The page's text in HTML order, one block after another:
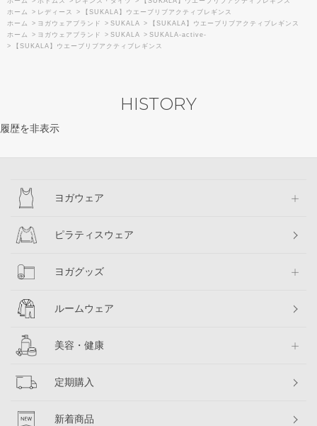
ホーム
> レディース >
【SUKALA】ウエーブリブアクティブレギンス
ホーム
> ヨガウェアブランド > SUKALA >
【SUKALA】ウエーブリブアクティブレギンス
ホーム
> ヨガウェアブランド > SUKALA > SUKALA-active-
>
【SUKALA】ウエーブリブアクティブレギンス
HISTORY
履歴を非表示
ヨガウェア
ピラティスウェア
ヨガグッズ
ルームウェア
美容・健康
定期購入
新着商品